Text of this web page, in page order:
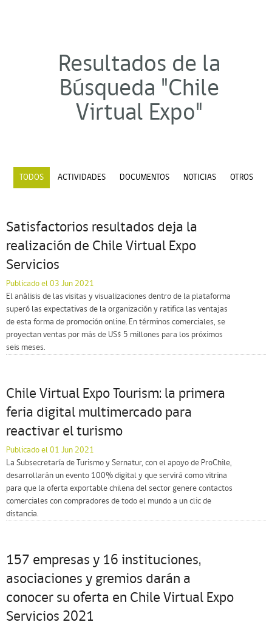
Resultados de la
Búsqueda "Chile
Virtual Expo"
TODOS ACTIVIDADES DOCUMENTOS NOTICIAS OTROS
Satisfactorios resultados deja la
realización de Chile Virtual Expo
Servicios
Publicado el 03 Jun 2021
El análisis de las visitas y visualizaciones dentro de la plataforma
superó las expectativas de la organización y ratifica las ventajas
de esta forma de promoción online. En términos comerciales, se
proyectan ventas por más de US$ 5 millones para los próximos
seis meses.
Chile Virtual Expo Tourism: la primera
feria digital multimercado para
reactivar el turismo
Publicado el 01 Jun 2021
La Subsecretaría de Turismo y Sernatur, con el apoyo de ProChile,
desarrollarán un evento 100% digital y que servirá como vitrina
para que la oferta exportable chilena del sector genere contactos
comerciales con compradores de todo el mundo a un clic de
distancia.
157 empresas y 16 instituciones,
asociaciones y gremios darán a
conocer su oferta en Chile Virtual Expo
Servicios 2021